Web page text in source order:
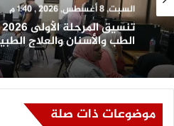
السبت, 8 أغسطس, 2026 , 1:40 م
الطب والأسنان والعلاج
موضوعات ذات صلة